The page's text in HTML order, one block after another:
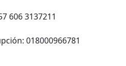
606 3137211
018000966781